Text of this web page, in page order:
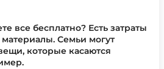
все бесплатно? Есть затраты
Семьи могут
которые касаются